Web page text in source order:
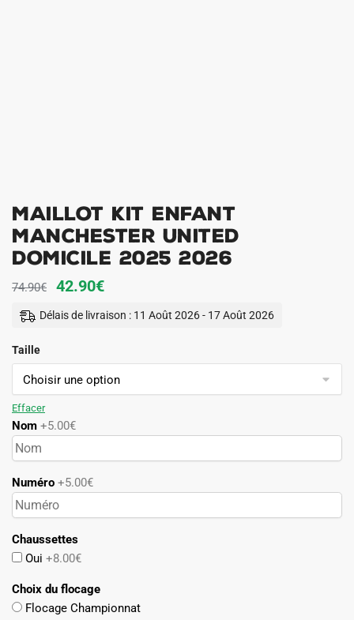
Maillot Kit Enfant
Manchester United
Domicile 2025 2026
74.90€
Le
prix
74.90€.
42.90€Le
prix
42.90€.
Délais de livraison : 11 Août 2026 - 17 Août 2026
Taille
Effacer
Nom +5.00€
Numéro +5.00€
Chaussettes
Oui +8.00€
Choix du flocage
Flocage Championnat